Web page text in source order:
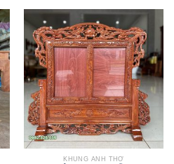
KHUNG ẢNH THỜ